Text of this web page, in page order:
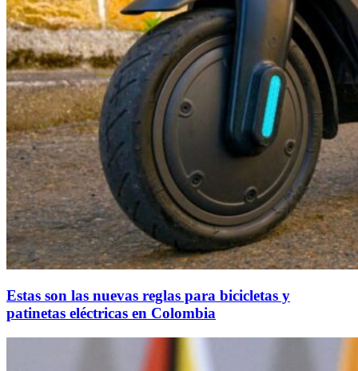
Estas son las nuevas reglas para bicicletas y
patinetas eléctricas en Colombia